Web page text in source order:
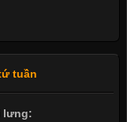
tuần
lưng: